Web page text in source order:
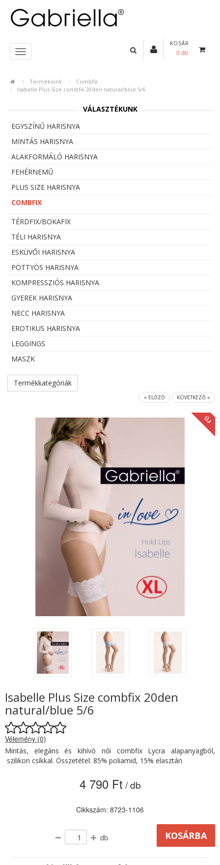
KOSÁR
0 db
Termékeink
Combfix
Isabelle Plus Size combfix 20den natural/blue 5/6
VÁLASZTÉKUNK
EGYSZÍNŰ HARISNYA
MINTÁS HARISNYA
ALAKFORMÁLÓ HARISNYA
FEHÉRNEMŰ
PLUS SIZE HARISNYA
COMBFIX
TÉRDFIX/BOKAFIX
TÉLI HARISNYA
ESKÜVŐI HARISNYA
PÖTTYÖS HARISNYA
KOMPRESSZIÓS HARISNYA
GYEREK HARISNYA
NECC HARISNYA
EROTIKUS HARISNYA
LEGGINGS
MASZK
Termékkategóriák
« ELŐZŐ KÖVETKEZŐ »
ÚJ
Isabelle Plus Size combfix 20den
natural/blue 5/6
Vélemény (0)
Mintás, elegáns és kihívó női combfix Lycra alapanyagból,
szilikon csíkkal. Összetétel: 85% poliamid, 15% elasztán
4 790 Ft / db
Cikkszám: 8723-1106
db